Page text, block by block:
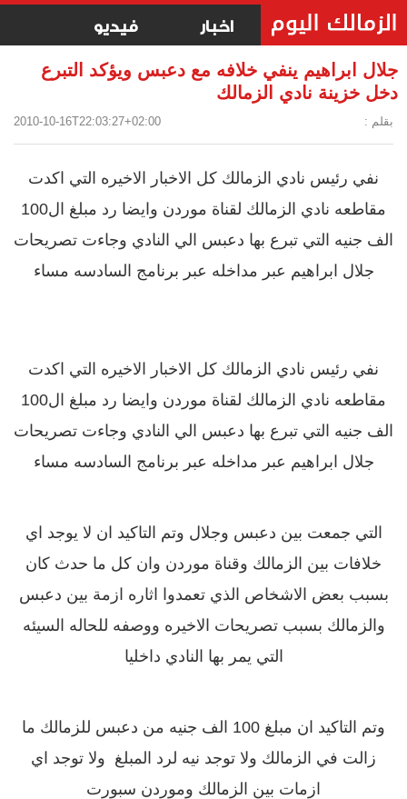
اخبار فيديو
جلال ابراهيم ينفي خلافه مع دعبس ويؤكد التبرع
دخل خزينة نادي الزمالك
بقلم : 2010-10-16T22:03:27+02:00
نفي رئيس نادي الزمالك كل الاخبار الاخيره التي اكدت
مقاطعه نادي الزمالك لقناة موردن وايضا رد مبلغ ال100
الف جنيه التي تبرع بها دعبس الي النادي وجاءت تصريحات
جلال ابراهيم عبر مداخله عبر برنامج السادسه مساء
نفي رئيس نادي الزمالك كل الاخبار الاخيره التي اكدت
مقاطعه نادي الزمالك لقناة موردن وايضا رد مبلغ ال100
الف جنيه التي تبرع بها دعبس الي النادي وجاءت تصريحات
جلال ابراهيم عبر مداخله عبر برنامج السادسه مساء
التي جمعت بين دعبس وجلال وتم التاكيد ان لا يوجد اي
خلافات بين الزمالك وقناة موردن وان كل ما حدث كان
بسبب بعض الاشخاص الذي تعمدوا اثاره ازمة بين دعبس
والزمالك بسبب تصريحات الاخيره ووصفه للحاله السيئه
التي يمر بها النادي داخليا
وتم التاكيد ان مبلغ 100 الف جنيه من دعبس للزمالك ما
زالت في الزمالك ولا توجد نيه لرد المبلغ ولا توجد اي
ازمات بين الزمالك وموردن سبورت